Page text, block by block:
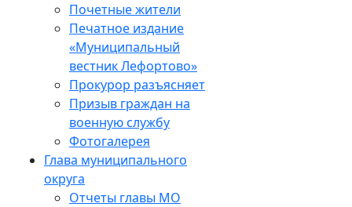
Почетные жители
Печатное издание
«Муниципальный
вестник Лефортово»
Прокурор разъясняет
Призыв граждан на
военную службу
Фотогалерея
Глава муниципального
округа
Отчеты главы МО